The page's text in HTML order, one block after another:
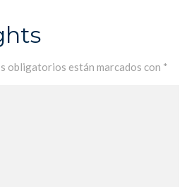
obligatorios están marcados con *